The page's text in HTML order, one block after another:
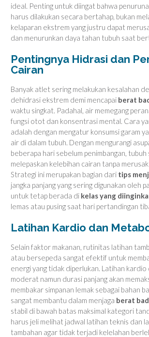
ideal. Penting untuk diingat bahwa
harus dilakukan secara bertahap, bukan
kelaparan ekstrem yang justru dapat
dan menurunkan daya tahan tubuh saat
Pentingnya Hidrasi dan
Cairan
Banyak atlet sering melakukan kesalahan
dehidrasi ekstrem demi mencapai berat
waktu singkat. Padahal, air memegang
fungsi otot dan konsentrasi mental. Cara
adalah dengan mengatur konsumsi garam
air di dalam tubuh. Dengan mengurangi
beberapa hari sebelum penimbangan, tubuh
melepaskan kelebihan cairan tanpa
Strategi ini merupakan bagian dari tips
jangka panjang yang sering digunakan oleh
untuk tetap berada di kelas yang
lemas atau pusing saat hari pertandingan
Latihan Kardio dan
Selain faktor makanan, rutinitas latihan
atau bersepeda sangat efektif untuk
energi yang tidak diperlukan. Latihan
moderat namun durasi panjang akan
membakar simpanan lemak sebagai bahan
sangat membantu dalam menjaga berat
stabil di bawah batas maksimal kategori
harus jeli melihat jadwal latihan teknis dan
tambahan agar tidak terjadi kelelahan